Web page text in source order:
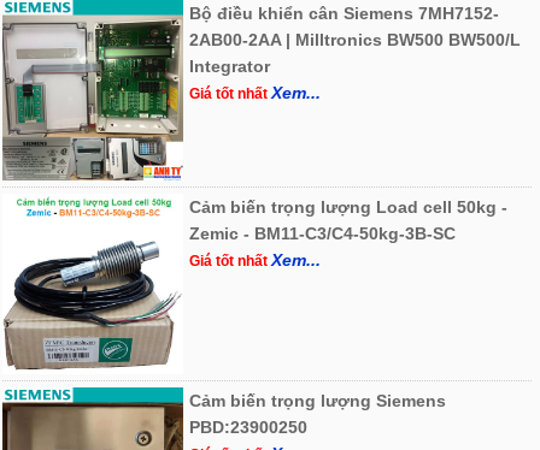
Bộ điều khiển cân Siemens 7MH7152-
2AB00-2AA | Milltronics BW500 BW500/L
Integrator
Giá tốt nhấtXem...
Cảm biến trọng lượng Load cell 50kg -
Zemic - BM11-C3/C4-50kg-3B-SC
Giá tốt nhấtXem...
Cảm biến trọng lượng Siemens
PBD:23900250